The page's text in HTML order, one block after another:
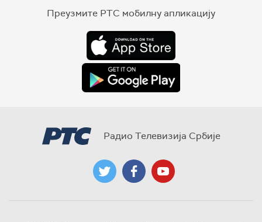
Преузмите РТС мобилну апликацију
Радио Телевизија Србије